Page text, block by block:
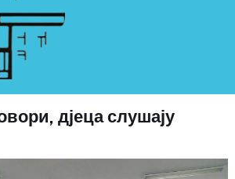
дјеца слушају